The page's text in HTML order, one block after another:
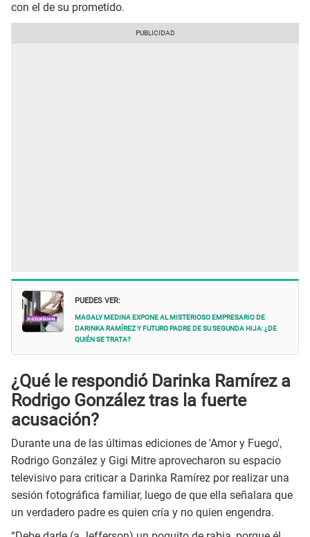
con el de su prometido.
PUEDES VER:
Magaly Medina expone al misterioso EMPRESARIO de
Darinka Ramírez y futuro padre de su segunda hija: ¿de
quién se trata?
¿Qué le respondió Darinka Ramírez a
Rodrigo González tras la fuerte
acusación?
Durante una de las últimas ediciones de 'Amor y Fuego',
Rodrigo González y Gigi Mitre aprovecharon su espacio
televisivo para criticar a Darinka Ramírez por realizar una
sesión fotográfica familiar, luego de que ella señalara que
un verdadero padre es quien cría y no quien engendra.